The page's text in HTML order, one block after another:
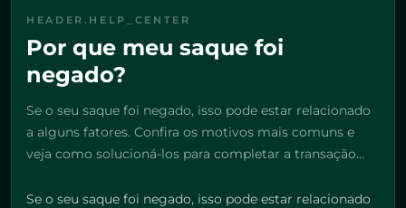
HEADER.HELP_CENTER
Por que meu saque foi
negado?
Se o seu saque foi negado, isso pode estar relacionado
a alguns fatores. Confira os motivos mais comuns e
veja como solucioná-los para completar a transação…
Se o seu saque foi negado, isso pode estar relacionado